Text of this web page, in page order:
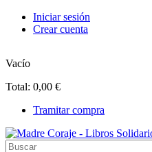
Pasar al contenido principal
Iniciar sesión
Crear cuenta
Vacío
Total: 0,00 €
Tramitar compra